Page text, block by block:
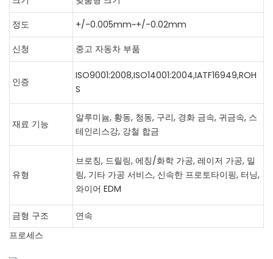
정도
+/-0.005mm~+/-0.02mm
신청
중고 자동차 부품
인증
ISO9001:2008,ISO14001:2004,IATF16949,ROH
S
재료 기능
알루미늄, 황동, 청동, 구리, 경화 금속, 귀금속, 스
테인리스강, 강철 합금
유형
브로칭, 드릴링, 에칭/화학 가공, 레이저 가공, 밀
링, 기타 가공 서비스, 신속한 프로토타이핑, 터닝,
와이어 EDM
금형 구조
연속
프로세스